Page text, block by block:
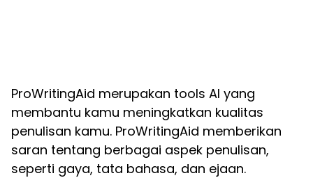
ProWritingAid merupakan tools AI yang
membantu kamu meningkatkan kualitas
penulisan kamu. ProWritingAid memberikan
saran tentang berbagai aspek penulisan,
seperti gaya, tata bahasa, dan ejaan.